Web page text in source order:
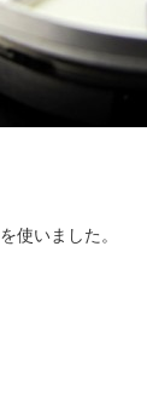
使いました。